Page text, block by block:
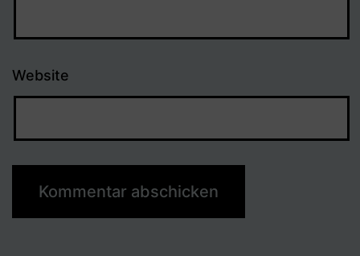
Website